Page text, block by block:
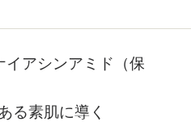
イアシンアミド（保
る素肌に導く